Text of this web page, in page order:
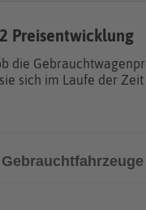
Preisentwicklung
die
sich im Laufe der
Gebrauchtfahrzeuge